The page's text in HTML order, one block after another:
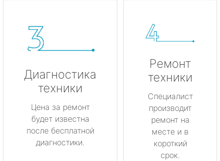
Диагностика
техники
Цена за ремонт
будет известна
после бесплатной
диагностики.
Ремонт
техники
Специалист
производит
ремонт на
месте и в
короткий
срок.